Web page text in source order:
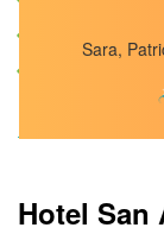
Hotel San
Sara,